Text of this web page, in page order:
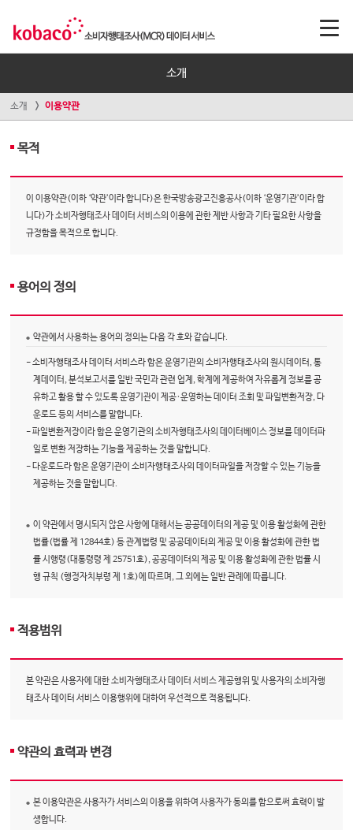
소개
소개 이용약관
목적
이 이용약관(이하 ‘약관’이라 합니다)은 한국방송광고진흥공사(이하 ‘운영기관’이라 합
니다)가 소비자행태조사 데이터 서비스의 이용에 관한 제반 사항과 기타 필요한 사항을
규정함을 목적으로 합니다.
용어의 정의
약관에서 사용하는 용어의 정의는 다음 각 호와 같습니다.
- 소비자행태조사 데이터 서비스라 함은 운영기관의 소비자행태조사의 원시데이터, 통
계데이터, 분석보고서를 일반 국민과 관련 업계, 학계에 제공하여 자유롭게 정보를 공
유하고 활용 할 수 있도록 운영기관이 제공·운영하는 데이터 조회 및 파일변환저장, 다
운로드 등의 서비스를 말합니다.
- 파일변환저장이라 함은 운영기관의 소비자행태조사의 데이터베이스 정보를 데이터파
일로 변환 저장하는 기능을 제공하는 것을 말합니다.
- 다운로드라 함은 운영기관이 소비자행태조사의 데이터파일을 저장할 수 있는 기능을
제공하는 것을 말합니다.
이 약관에서 명시되지 않은 사항에 대해서는 공공데이터의 제공 및 이용 활성화에 관한
법률(법률 제 12844호) 등 관계법령 및 공공데이터의 제공 및 이용 활성화에 관한 법
률 시행령(대통령령 제 25751호), 공공데이터의 제공 및 이용 활성화에 관한 법률 시
행 규칙 (행정자치부령 제 1호)에 따르며, 그 외에는 일반 관례에 따릅니다.
적용범위
본 약관은 사용자에 대한 소비자행태조사 데이터 서비스 제공행위 및 사용자의 소비자행
태조사 데이터 서비스 이용행위에 대하여 우선적으로 적용됩니다.
약관의 효력과 변경
본 이용약관은 사용자가 서비스의 이용을 위하여 사용자가 동의를 함으로써 효력이 발
생합니다.